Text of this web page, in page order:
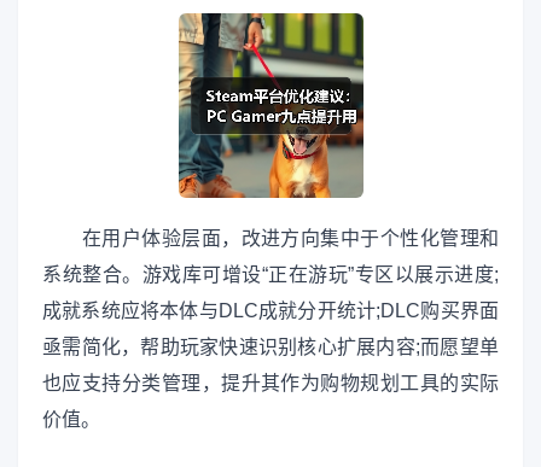
在用户体验层面，改进方向集中于个性化管理和
系统整合。游戏库可增设“正在游玩”专区以展示进度;
成就系统应将本体与DLC成就分开统计;DLC购买界面
亟需简化，帮助玩家快速识别核心扩展内容;而愿望单
也应支持分类管理，提升其作为购物规划工具的实际
价值。